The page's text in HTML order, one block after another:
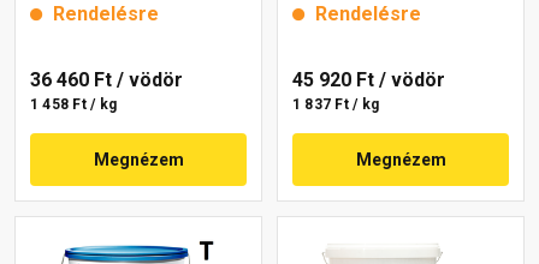
Rendelésre
36 460 Ft / vödör
1 458 Ft / kg
Megnézem
Rendelésre
45 920 Ft / vödör
1 837 Ft / kg
Megnézem